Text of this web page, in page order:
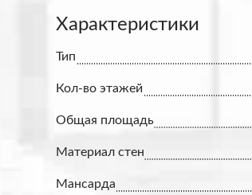
Характеристики
Тип
Кол-во этажей
Общая площадь
Материал стен
Мансарда